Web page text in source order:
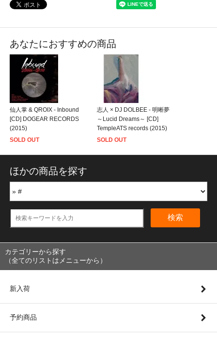
あなたにおすすめの商品
仙人掌 & QROIX - Inbound
[CD] DOGEAR RECORDS
(2015)
SOLD OUT
志人 × DJ DOLBEE - 明晰夢
～Lucid Dreams～ [CD]
TempleATS records (2015)
SOLD OUT
ほかの商品を探す
検索
カテゴリーから探す
（全てのリストはメニューから）
新入荷
予約商品